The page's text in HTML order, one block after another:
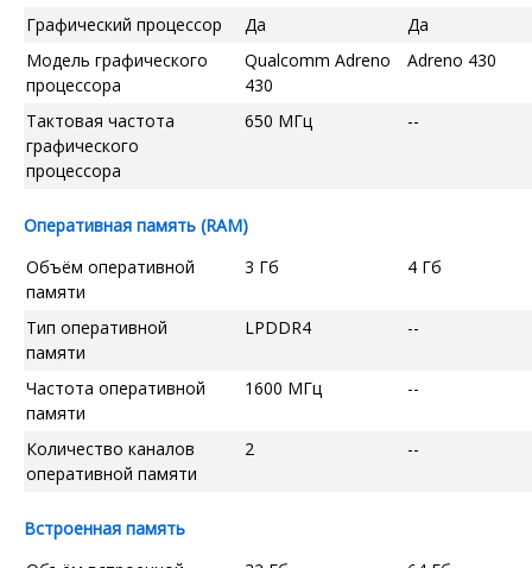
Графический процессор
Да
Да
Модель графического
процессора
Qualcomm Adreno
430
Adreno 430
Тактовая частота
графического
процессора
650 МГц --
Оперативная память (RAM)
Объём оперативной
памяти
3 Гб 4 Гб
Тип оперативной
памяти
LPDDR4 --
Частота оперативной
памяти
1600 МГц --
Количество каналов
оперативной памяти
2 --
Встроенная память